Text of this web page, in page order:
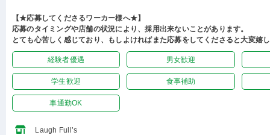
【★応募してくださるワーカー様へ★】
応募のタイミングや店舗の状況により、採用出来ないことがあります。
とても心苦しく感じており、もしよければまた応募をしてくださると大変嬉
経験者優遇 男女歓迎
学生歓迎 食事補助
車通勤OK
Laugh Full’s